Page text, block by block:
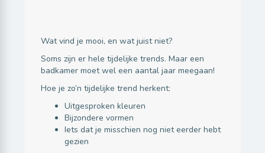
Wat vind je mooi, en wat juist niet?
Soms zijn er hele tijdelijke trends. Maar een
badkamer moet wel een aantal jaar meegaan!
Hoe je zo’n tijdelijke trend herkent:
Uitgesproken kleuren
Bijzondere vormen
Iets dat je misschien nog niet eerder hebt
gezien